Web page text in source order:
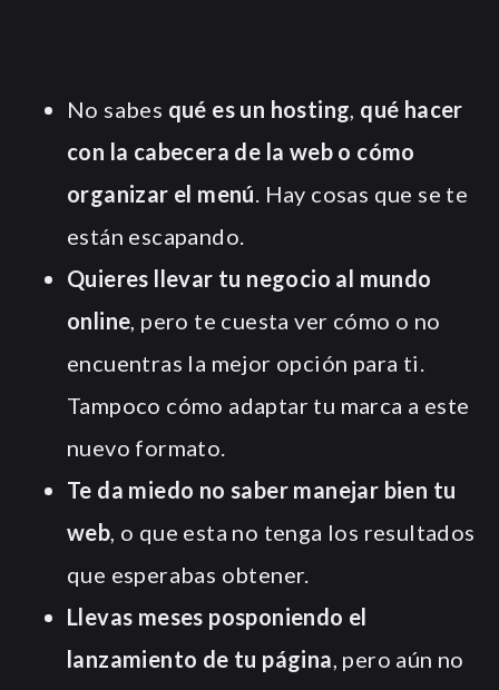
No sabes qué es un hosting, qué hacer
con la cabecera de la web o cómo
organizar el menú. Hay cosas que se te
están escapando.
Quieres llevar tu negocio al mundo
online, pero te cuesta ver cómo o no
encuentras la mejor opción para ti.
Tampoco cómo adaptar tu marca a este
nuevo formato.
Te da miedo no saber manejar bien tu
web, o que esta no tenga los resultados
que esperabas obtener.
Llevas meses posponiendo el
lanzamiento de tu página, pero aún no